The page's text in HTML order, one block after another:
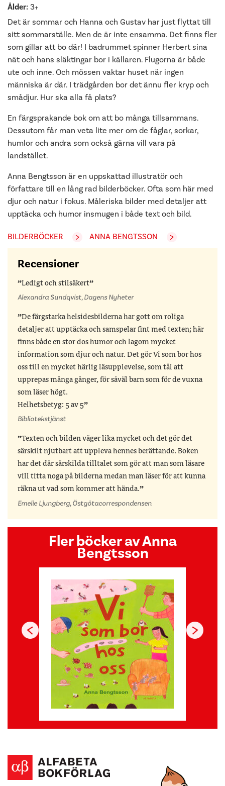
Ålder: 3+
Det är sommar och Hanna och Gustav har just flyttat till
sitt sommarställe. Men de är inte ensamma. Det finns fler
som gillar att bo där! I badrummet spinner Herbert sina
nät och hans släktingar bor i källaren. Flugorna är både
ute och inne. Och mössen vaktar huset när ingen
människa är där. I trädgården bor det ännu fler kryp och
smådjur. Hur ska alla få plats?
En färgsprakande bok om att bo många tillsammans.
Dessutom får man veta lite mer om de fåglar, sorkar,
humlor och andra som också gärna vill vara på
landstället.
Anna Bengtsson är en uppskattad illustratör och
författare till en lång rad bilderböcker. Ofta som här med
djur och natur i fokus. Måleriska bilder med detaljer att
upptäcka och humor insmugen i både text och bild.
BILDERBÖCKER ANNA BENGTSSON
Recensioner
Ledigt och stilsäkert
Alexandra Sundqvist, Dagens Nyheter
De färgstarka helsidesbilderna har gott om roliga
detaljer att upptäcka och samspelar fint med texten; här
finns både en stor dos humor och lagom mycket
information som djur och natur. Det gör Vi som bor hos
oss till en mycket härlig läsupplevelse, som tål att
upprepas många gånger, för såväl barn som för de vuxna
som läser högt.
Helhetsbetyg: 5 av 5
Bibliotekstjänst
Texten och bilden väger lika mycket och det gör det
särskilt njutbart att uppleva hennes berättande. Boken
har det där särskilda tilltalet som gör att man som läsare
vill titta noga på bilderna medan man läser för att kunna
räkna ut vad som kommer att hända.
Emelie Ljungberg, Östgötacorrespondensen
Fler böcker av Anna
Bengtsson